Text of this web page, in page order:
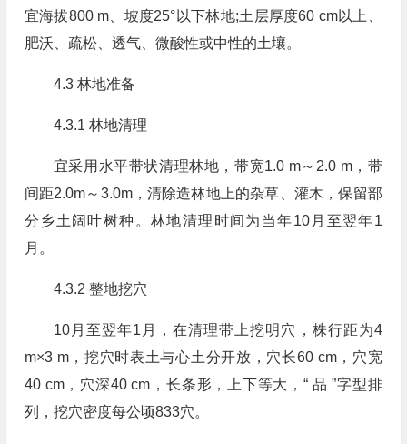
宜海拔800 m、坡度25°以下林地;土层厚度60 cm以上、
肥沃、疏松、透气、微酸性或中性的土壤。
4.3 林地准备
4.3.1 林地清理
宜采用水平带状清理林地，带宽1.0 m～2.0 m，带
间距2.0m～3.0m，清除造林地上的杂草、灌木，保留部
分乡土阔叶树种。林地清理时间为当年10月至翌年1
月。
4.3.2 整地挖穴
10月至翌年1月，在清理带上挖明穴，株行距为4
m×3 m，挖穴时表土与心土分开放，穴长60 cm，穴宽
40 cm，穴深40 cm，长条形，上下等大，“ 品 ”字型排
列，挖穴密度每公顷833穴。